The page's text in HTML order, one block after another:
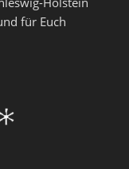
für Euch